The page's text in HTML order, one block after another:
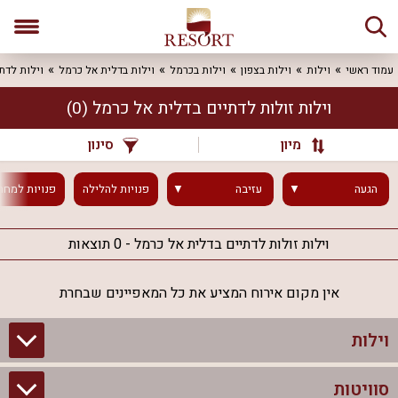
עמוד ראשי וילות וילות בצפון וילות בכרמל וילות בדלית אל כרמל וילות
וילות זולות לדתיים בדלית אל כרמל (0)
מיון סינון
הגעה עזיבה פנויותלהלילה פנויות
וילות זולות לדתיים בדלית אל כרמל - 0 תוצאות
אין מקום אירוח המציע את כל המאפיינים שבחרת
וילות
סוויטות